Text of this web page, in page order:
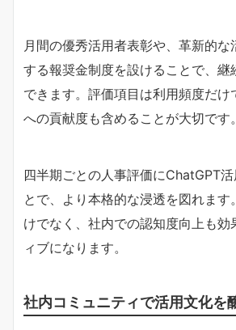
月間の優秀活用者表彰や、革新的
する報奨金制度を設けることで、継
できます。評価項目は利用頻度だけ
への貢献度も含めることが大切です。
四半期ごとの人事評価にChatGPT
とで、より本格的な浸透を図れま
けでなく、社内での認知度向上も効
ィブになります。
社内コミュニティで活用文化を